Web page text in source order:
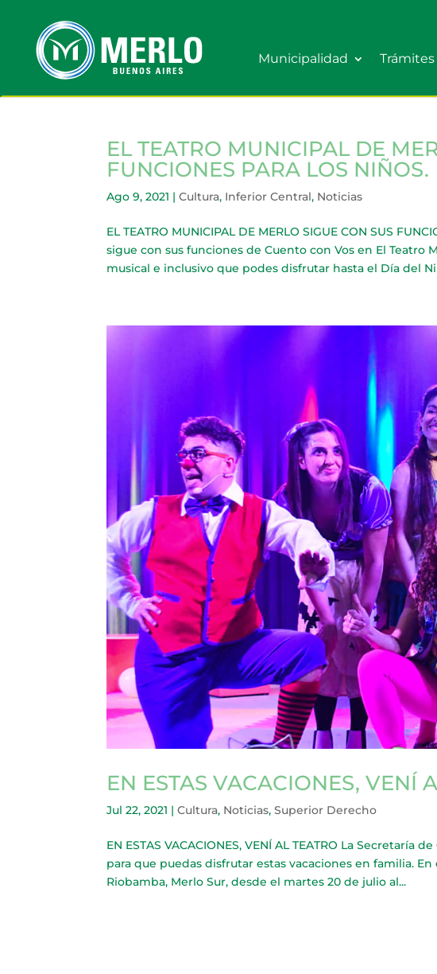
Municipalidad Trámites
EL TEATRO MUNICIPAL DE
FUNCIONES PARA LOS NIÑOS.
Ago 9, 2021 |Cultura, Inferior Central, Noticias
EL TEATRO MUNICIPAL DE MERLO SIGUE CON SUS
sigue con sus funciones de Cuento con Vos en El
musical e inclusivo que podes disfrutar hasta el Día del
EN ESTAS VACACIONES, VENÍ
Jul 22, 2021 |Cultura, Noticias,Superior Derecho
EN ESTAS VACACIONES, VENÍ AL TEATRO La
para que puedas disfrutar estas vacaciones en familia.
Riobamba, Merlo Sur, desde el martes 20 de julio al...